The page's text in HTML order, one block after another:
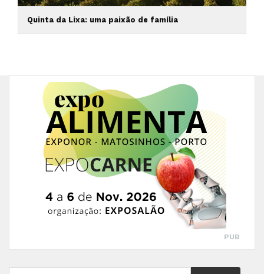
Quinta da Lixa: uma paixão de família
PUB